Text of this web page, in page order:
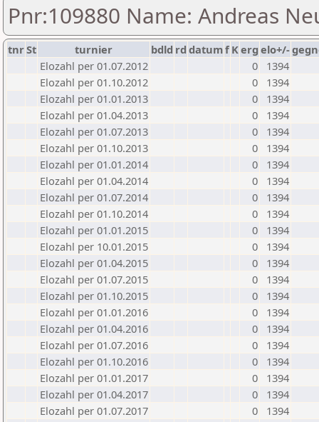
Pnr:109880 Name: Andreas
tnrSt turnier bdld rd datumf Kerg elo+/-
Elozahl per 01.07.2012
0
1394
Elozahl per 01.10.2012
0
1394
Elozahl per 01.01.2013
0
1394
Elozahl per 01.04.2013
0
1394
Elozahl per 01.07.2013
0
1394
Elozahl per 01.10.2013
0
1394
Elozahl per 01.01.2014
0
1394
Elozahl per 01.04.2014
0
1394
Elozahl per 01.07.2014
0
1394
Elozahl per 01.10.2014
0
1394
Elozahl per 01.01.2015
0
1394
Elozahl per 10.01.2015
0
1394
Elozahl per 01.04.2015
0
1394
Elozahl per 01.07.2015
0
1394
Elozahl per 01.10.2015
0
1394
Elozahl per 01.01.2016
0
1394
Elozahl per 01.04.2016
0
1394
Elozahl per 01.07.2016
0
1394
Elozahl per 01.10.2016
0
1394
Elozahl per 01.01.2017
0
1394
Elozahl per 01.04.2017
0
1394
Elozahl per 01.07.2017
0
1394